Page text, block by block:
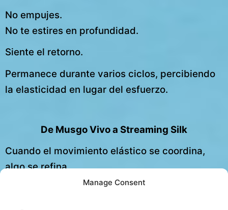
Manage Consent
No empujes.
No te estires en profundidad.
Siente el retorno.
Permanece durante varios ciclos, percibiendo
la elasticidad en lugar del esfuerzo.
De Musgo Vivo a Streaming Silk
Cuando el movimiento elástico se coordina,
algo se refina.
El rebote se convierte en flujo.